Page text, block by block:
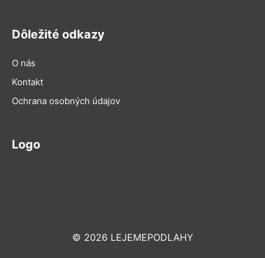
Dôležité odkazy
O nás
Kontakt
Ochrana osobných údajov
Logo
© 2026 LEJEMEPODLAHY